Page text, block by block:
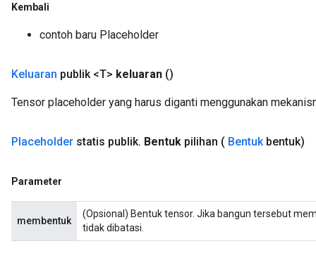
Kembali
contoh baru Placeholder
Keluaran publik <T> keluaran ()
Tensor placeholder yang harus diganti menggunakan
Placeholder statis publik. Bentuk pilihan ( Bentukbentuk)
Parameter
membentuk
(Opsional) Bentuk tensor. Jika bangun tersebut
tidak dibatasi.